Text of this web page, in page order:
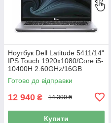
Ноутбук Dell Latitude 5411/14"
IPS Touch 1920x1080/Core i5-
10400H 2.60GHz/16GB
DDR4/SSD 256GB/UHD
Graphics/Камера Б/В
Готово до відправки
12 940 ₴ 14 300 ₴
Купити